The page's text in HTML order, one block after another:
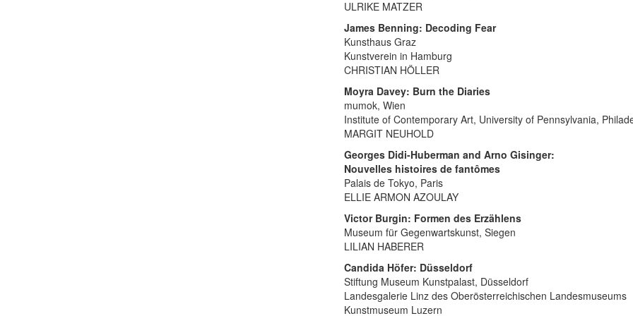
ULRIKE MATZER
James Benning: Decoding Fear
Kunsthaus Graz
Kunstverein in Hamburg
CHRISTIAN HÖLLER
Moyra Davey: Burn the Diaries
mumok, Wien
Institute of Contemporary Art, University of Pennsylvania,
MARGIT NEUHOLD
Georges Didi-Huberman and Arno Gisinger:
Nouvelles histoires de fantômes
Palais de Tokyo, Paris
ELLIE ARMON AZOULAY
Victor Burgin: Formen des Erzählens
Museum für Gegenwartskunst, Siegen
LILIAN HABERER
Candida Höfer: Düsseldorf
Stiftung Museum Kunstpalast, Düsseldorf
Landesgalerie Linz des Oberösterreichischen Landesmuseums
Kunstmuseum Luzern